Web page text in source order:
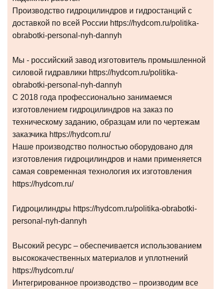
Производство гидроцилиндров и гидростанций с
доставкой по всей России https://hydcom.ru/politika-
obrabotki-personal-nyh-dannyh
Мы - российский завод изготовитель промышленной
силовой гидравлики https://hydcom.ru/politika-
obrabotki-personal-nyh-dannyh
С 2018 года профессионально занимаемся
изготовлением гидроцилиндров на заказ по
техническому заданию, образцам или по чертежам
заказчика https://hydcom.ru/
Наше производство полностью оборудовано для
изготовления гидроцилиндров и нами применяется
самая современная технология их изготовления
https://hydcom.ru/
Гидроцилиндры https://hydcom.ru/politika-obrabotki-
personal-nyh-dannyh
Высокий ресурс – обеспечивается использованием
высококачественных материалов и уплотнений
https://hydcom.ru/
Интегрированное производство – производим все